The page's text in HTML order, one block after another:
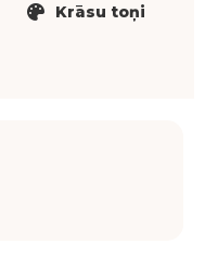
Krāsu toņi